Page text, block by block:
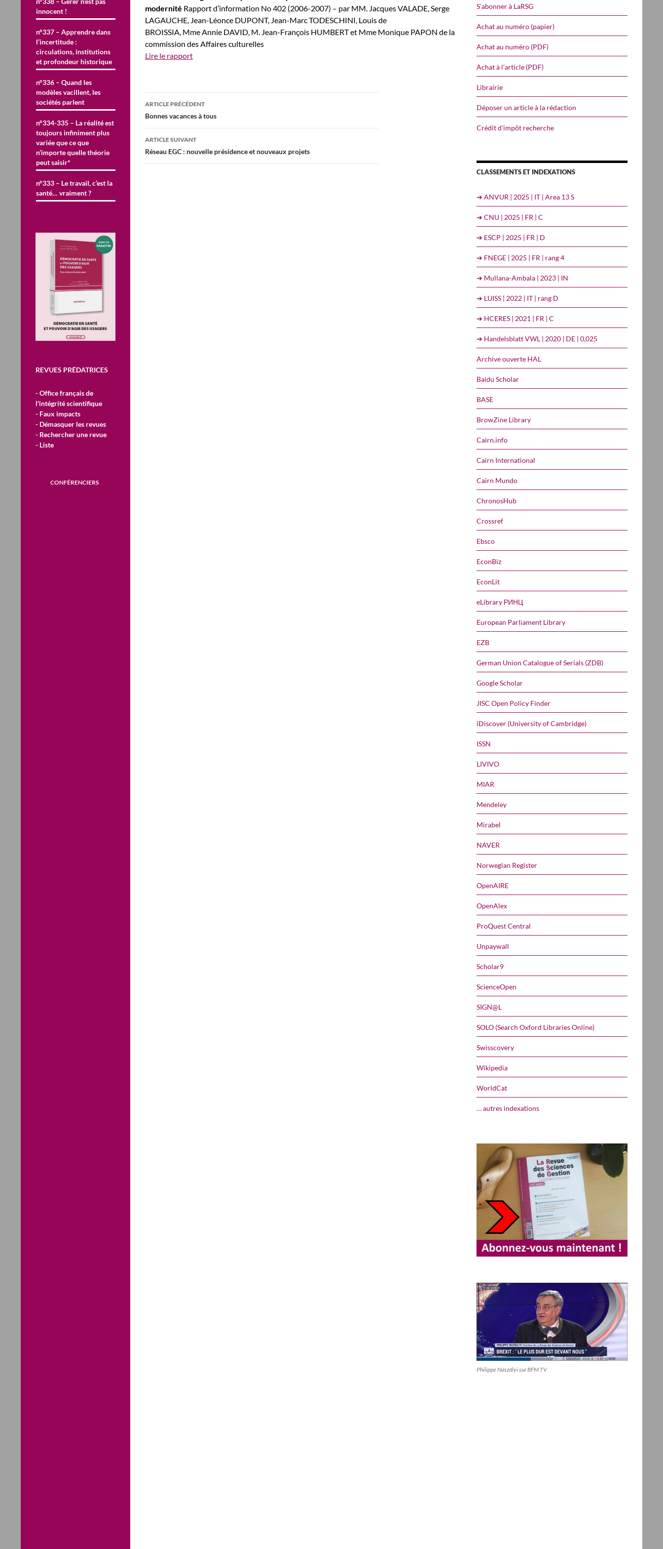
modernité Rapport d’information No 402 (2006-2007) – par MM. Jacques VALADE, Serge
LAGAUCHE, Jean-Léonce DUPONT, Jean-Marc TODESCHINI, Louis de
BROISSIA, Mme Annie DAVID, M. Jean-François HUMBERT et Mme Monique PAPON de la
commission des Affaires culturelles
Lire le rapport
Navigation
des
articles
ARTICLE PRÉCÉDENT
Bonnes vacances à tous
ARTICLE SUIVANT
Réseau EGC : nouvelle présidence et nouveaux projets
S’abonner à LaRSG
Achat au numéro (papier)
Achat au numéro (PDF)
Achat à l’article (PDF)
Librairie
Déposer un article à la rédaction
Crédit d’impôt recherche
CLASSEMENTS ET INDEXATIONS
➔ ANVUR | 2025 | IT | Area 13 S
➔ CNU | 2025 | FR | C
➔ ESCP | 2025 | FR | D
➔ FNEGE | 2025 | FR | rang 4
➔ Mullana-Ambala | 2023 | IN
➔ LUISS | 2022 | IT | rang D
➔ HCERES | 2021 | FR | C
➔ Handelsblatt VWL | 2020 | DE | 0,025
Archive ouverte HAL
Baidu Scholar
BASE
BrowZine Library
Cairn.info
Cairn International
Cairn Mundo
ChronosHub
Crossref
Ebsco
EconBiz
EconLit
eLibrary РИНЦ
European Parliament Library
EZB
German Union Catalogue of Serials (ZDB)
Google Scholar
JISC Open Policy Finder
iDiscover (University of Cambridge)
ISSN
LIVIVO
MIAR
Mendeley
Mirabel
NAVER
Norwegian Register
OpenAIRE
OpenAlex
ProQuest Central
Unpaywall
Scholar9
ScienceOpen
SIGN@L
SOLO (Search Oxford Libraries Online)
Swisscovery
Wikipedia
WorldCat
… autres indexations
Philippe Naszályi sur BFM TV
innocent !
n°337 – Apprendre dans
l’incertitude :
circulations, institutions
et profondeur historique
n°336 – Quand les
modèles vacillent, les
sociétés parlent
n°334-335 – La réalité est
toujours infiniment plus
variée que ce que
n’importe quelle théorie
peut saisir*
n°333 – Le travail, c’est la
santé… vraiment ?
REVUES PRÉDATRICES
- Office français de
l'intégrité scientifique
- Faux impacts
- Démasquer les revues
- Rechercher une revue
- Liste
CONFÉRENCIERS